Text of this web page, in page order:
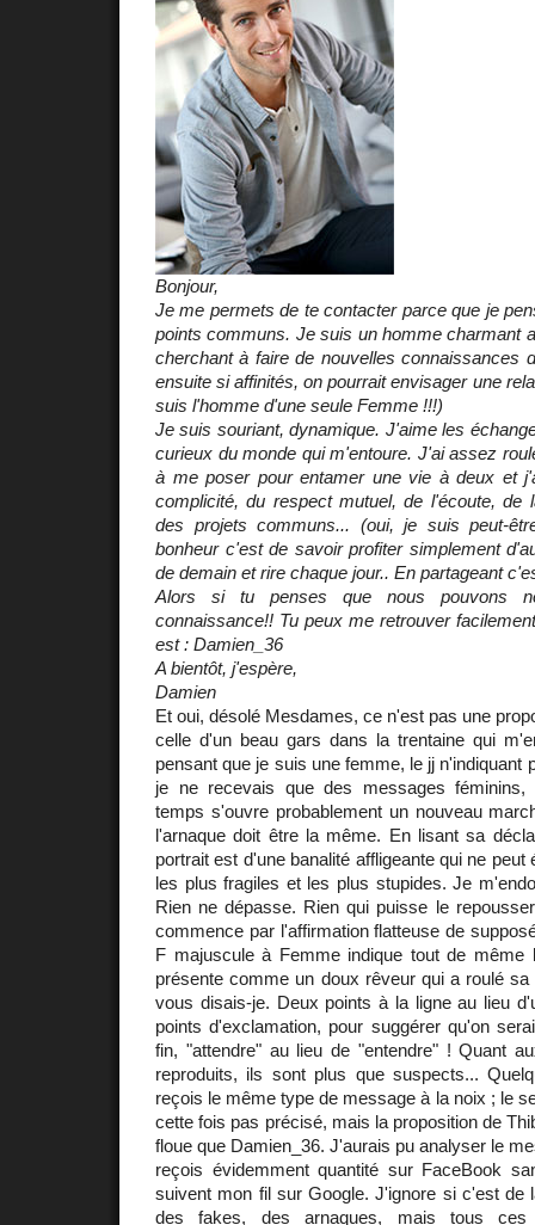
Bonjour,
Je me permets de te contacter parce que je
points communs. Je suis un homme charmant
cherchant à faire de nouvelles connaissances
ensuite si affinités, on pourrait envisager une
suis l'homme d'une seule Femme !!!)
Je suis souriant, dynamique. J'aime les
curieux du monde qui m'entoure. J'ai assez
à me poser pour entamer une vie à deux et
complicité, du respect mutuel, de l'écoute, de
des projets communs... (oui, je suis peut-
bonheur c'est de savoir profiter simplement
de demain et rire chaque jour.. En partageant
Alors si tu penses que nous pouvons
connaissance!! Tu peux me retrouver
est : Damien_36
A bientôt, j'espère,
Damien
Et oui, désolé Mesdames, ce n'est pas une
celle d'un beau gars dans la trentaine qui
pensant que je suis une femme, le jj n'indiquant
je ne recevais que des messages féminins,
temps s'ouvre probablement un nouveau
l'arnaque doit être la même. En lisant sa
portrait est d'une banalité affligeante qui ne
les plus fragiles et les plus stupides. Je
Rien ne dépasse. Rien qui puisse le
commence par l'affirmation flatteuse de
F majuscule à Femme indique tout de même
présente comme un doux rêveur qui a roulé
vous disais-je. Deux points à la ligne au lieu
points d'exclamation, pour suggérer qu'on
fin, "attendre" au lieu de "entendre" ! Quant
reproduits, ils sont plus que suspects...
reçois le même type de message à la noix ; le
cette fois pas précisé, mais la proposition de
floue que Damien_36. J'aurais pu analyser le
reçois évidemment quantité sur FaceBook
suivent mon fil sur Google. J'ignore si c'est de
des fakes, des arnaques, mais tous ces